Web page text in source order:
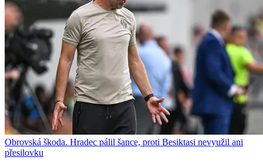
Obrovská škoda. Hradec pálil šance, proti Besiktasi nevyužil ani
přesilovku